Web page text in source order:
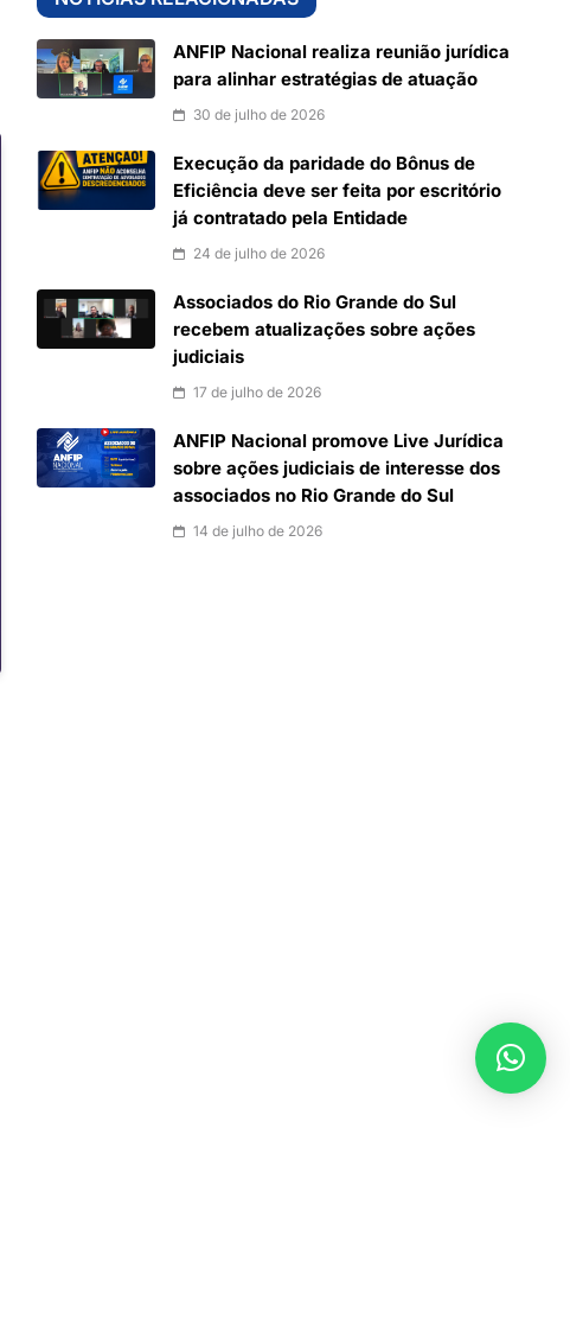
ANFIP Nacional realiza reunião jurídica
para alinhar estratégias de atuação
30 de julho de 2026
Execução da paridade do Bônus de
Eficiência deve ser feita por escritório
já contratado pela Entidade
24 de julho de 2026
Associados do Rio Grande do Sul
recebem atualizações sobre ações
judiciais
17 de julho de 2026
ANFIP Nacional promove Live Jurídica
sobre ações judiciais de interesse dos
associados no Rio Grande do Sul
14 de julho de 2026